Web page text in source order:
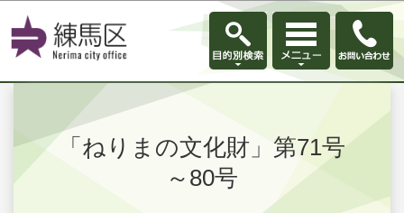
このページの本文へ移動
「ねりまの文化財」第71号
～80号